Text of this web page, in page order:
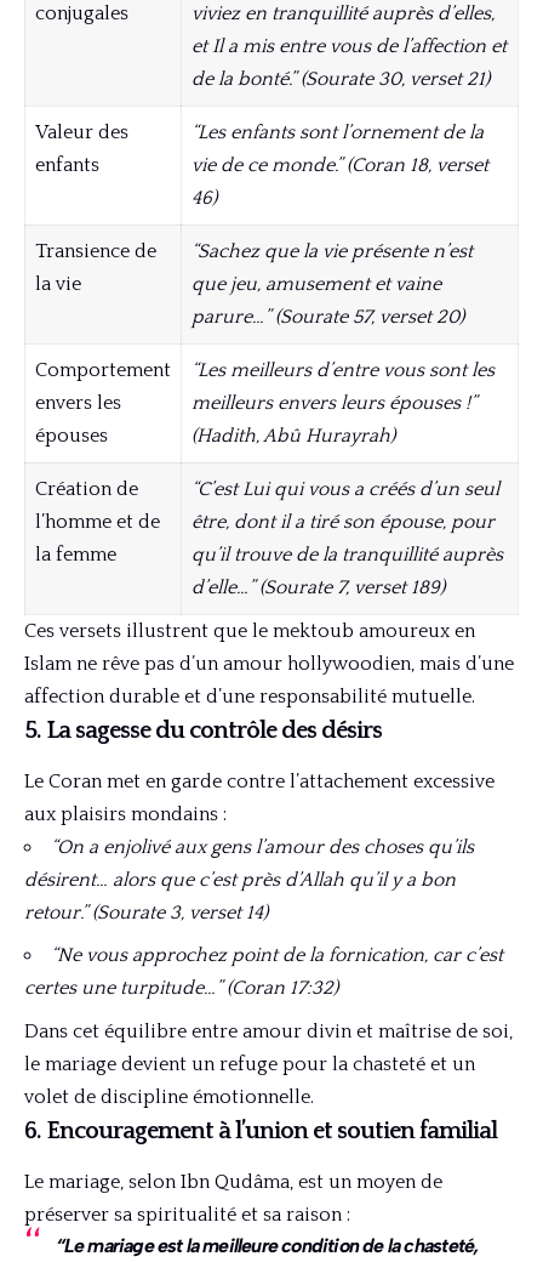
conjugales
viviez en tranquillité auprès d’elles,
et Il a mis entre vous de l’affection et
de la bonté.” (Sourate 30, verset 21)
Valeur des
enfants
“Les enfants sont l’ornement de la
vie de ce monde.” (Coran 18, verset
46)
Transience de
la vie
“Sachez que la vie présente n’est
que jeu, amusement et vaine
parure…” (Sourate 57, verset 20)
Comportement
envers les
épouses
“Les meilleurs d’entre vous sont les
meilleurs envers leurs épouses !”
(Hadith, Abû Hurayrah)
Création de
l’homme et de
la femme
“C’est Lui qui vous a créés d’un seul
être, dont il a tiré son épouse, pour
qu’il trouve de la tranquillité auprès
d’elle…” (Sourate 7, verset 189)
Ces versets illustrent que le mektoub amoureux en
Islam ne rêve pas d’un amour hollywoodien, mais d’une
affection durable et d’une responsabilité mutuelle.
5. La sagesse du contrôle des désirs
Le Coran met en garde contre l’attachement excessive
aux plaisirs mondains :
“On a enjolivé aux gens l’amour des choses qu’ils
désirent… alors que c’est près d’Allah qu’il y a bon
retour.” (Sourate 3, verset 14)
“Ne vous approchez point de la fornication, car c’est
certes une turpitude…” (Coran 17:32)
Dans cet équilibre entre amour divin et maîtrise de soi,
le mariage devient un refuge pour la chasteté et un
volet de discipline émotionnelle.
6. Encouragement à l’union et soutien familial
Le mariage, selon Ibn Qudâma, est un moyen de
préserver sa spiritualité et sa raison :
“Le mariage est la meilleure condition de la chasteté,